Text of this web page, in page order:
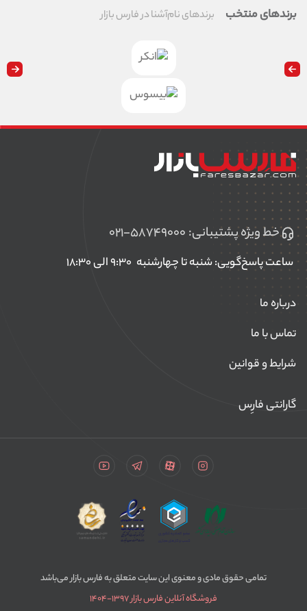
برندهای منتخب برندهای نام‌آشنا در فارس بازار
خط ویژه پشتیبانی: ۰۲۱-۵۸۷۴۹۰۰۰
ساعت پاسخ‌گویی: شنبه تا چهارشنبه
درباره ما
تماس با ما
شرایط و قوانین
گارانتی فارِس
تمامی حقوق مادی و معنوی این سایت متعلق به فارس بازار می‌باشد
فروشگاه آنلاین فارس بازار ۱۳۹۷-۱۴۰۴